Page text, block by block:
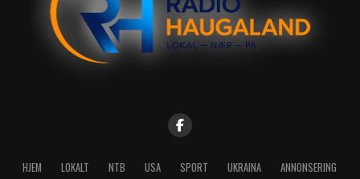
HJEM LOKALT NTB USA SPORT UKRAINA ANNONSERING